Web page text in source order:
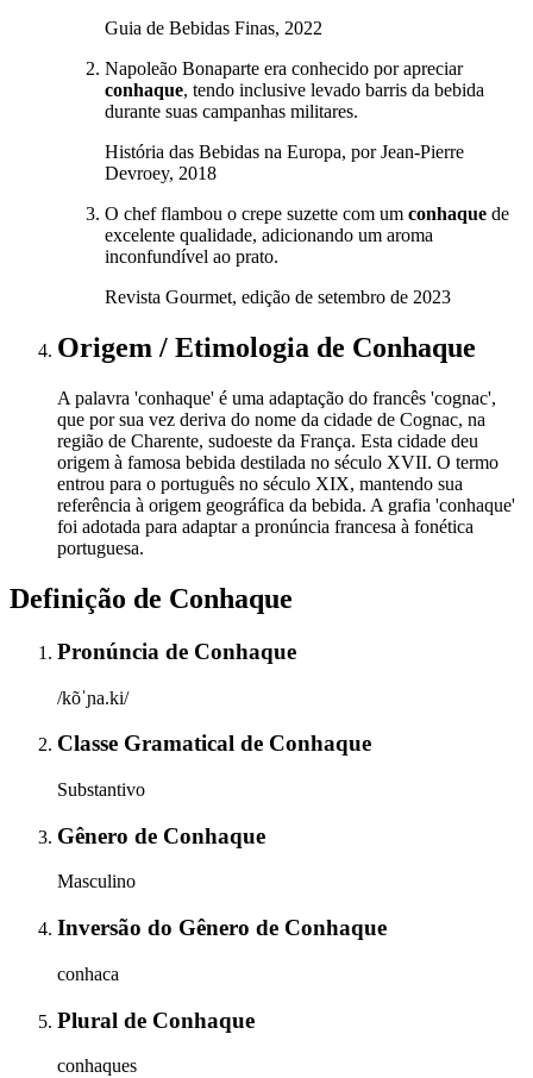
Guia de Bebidas Finas, 2022
Napoleão Bonaparte era conhecido por apreciar
conhaque, tendo inclusive levado barris da bebida
durante suas campanhas militares.
História das Bebidas na Europa, por Jean-Pierre
Devroey, 2018
O chef flambou o crepe suzette com um conhaque de
excelente qualidade, adicionando um aroma
inconfundível ao prato.
Revista Gourmet, edição de setembro de 2023
Origem / Etimologia de Conhaque
A palavra 'conhaque' é uma adaptação do francês 'cognac',
que por sua vez deriva do nome da cidade de Cognac, na
região de Charente, sudoeste da França. Esta cidade deu
origem à famosa bebida destilada no século XVII. O termo
entrou para o português no século XIX, mantendo sua
referência à origem geográfica da bebida. A grafia 'conhaque'
foi adotada para adaptar a pronúncia francesa à fonética
portuguesa.
Definição de Conhaque
Pronúncia de Conhaque
/kõˈɲa.ki/
Classe Gramatical de Conhaque
Substantivo
Gênero de Conhaque
Masculino
Inversão do Gênero de Conhaque
conhaca
Plural de Conhaque
conhaques